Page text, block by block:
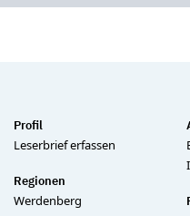
Profil
Leserbrief erfassen
Regionen
Werdenberg